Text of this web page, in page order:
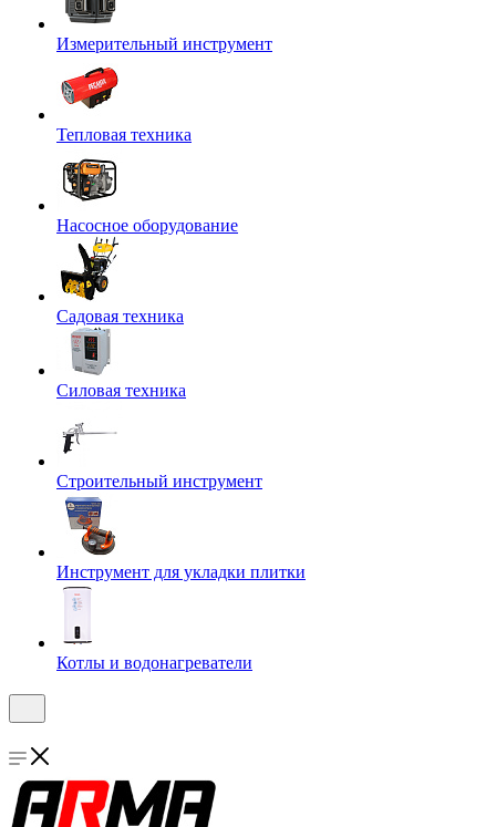
Измерительный инструмент
Тепловая техника
Насосное оборудование
Садовая техника
Силовая техника
Строительный инструмент
Инструмент для укладки плитки
Котлы и водонагреватели